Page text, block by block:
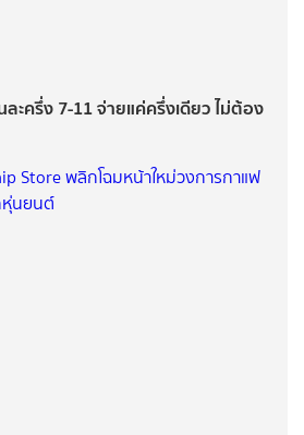
ละครึ่ง 7-11 จ่ายแค่ครึ่งเดียว ไม่ต้อง